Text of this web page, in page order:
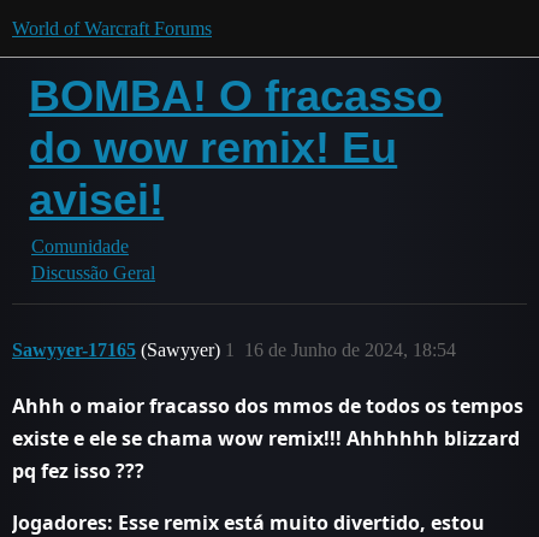
World of Warcraft Forums
BOMBA! O fracasso
do wow remix! Eu
avisei!
Comunidade
Discussão Geral
Sawyyer-17165 (Sawyyer) 16 de Junho de 2024, 18:54
1
Ahhh o maior fracasso dos mmos de todos os tempos
existe e ele se chama wow remix!!! Ahhhhhh blizzard
pq fez isso ???
Jogadores: Esse remix está muito divertido, estou